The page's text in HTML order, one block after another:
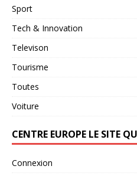
Sport
Tech & Innovation
Televison
Tourisme
Toutes
Voiture
CENTRE EUROPE LE SITE
Connexion